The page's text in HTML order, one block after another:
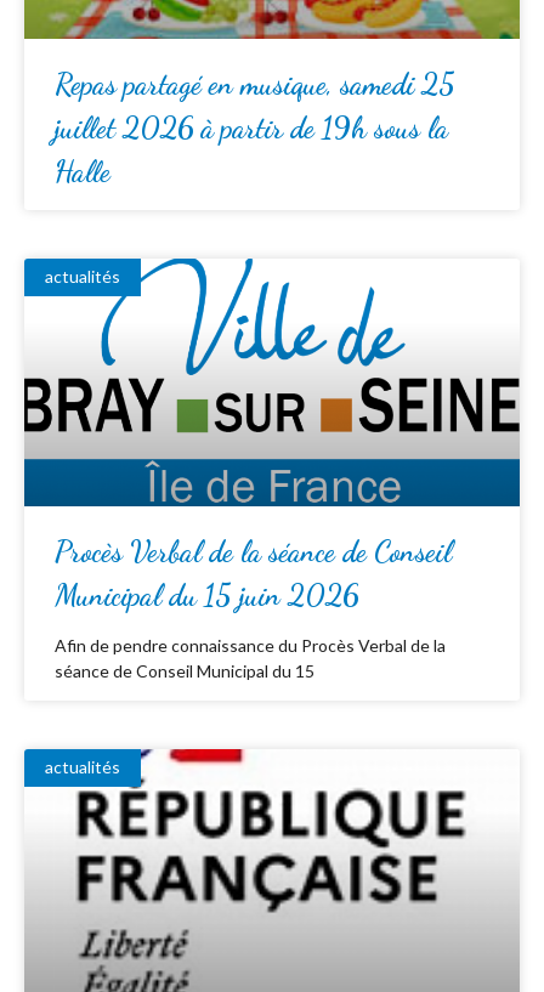
Repas partagé en musique, samedi 25
juillet 2026 à partir de 19h sous la
Halle
actualités
Procès Verbal de la séance de Conseil
Municipal du 15 juin 2026
Afin de pendre connaissance du Procès Verbal de la
séance de Conseil Municipal du 15
actualités